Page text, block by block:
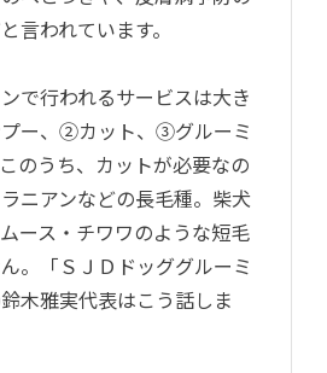
言われています。
で行われるサービスは大き
ー、②カット、③グルーミ
のうち、カットが必要なの
ニアンなどの長毛種。柴犬
ース・チワワのような短毛
。「ＳＪＤドッググルーミ
木雅実代表はこう話しま